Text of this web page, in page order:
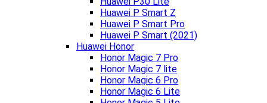
Huawei P Smart Z
Huawei P Smart Pro
Huawei P Smart (2021)
Huawei Honor
Honor Magic 7 Pro
Honor Magic 7 lite
Honor Magic 6 Pro
Honor Magic 6 Lite